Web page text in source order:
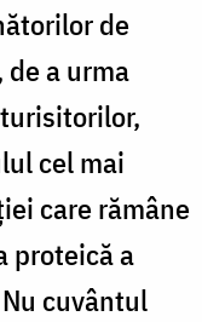
de
a urma
cel mai
care rămâne
proteică a
cuvântul